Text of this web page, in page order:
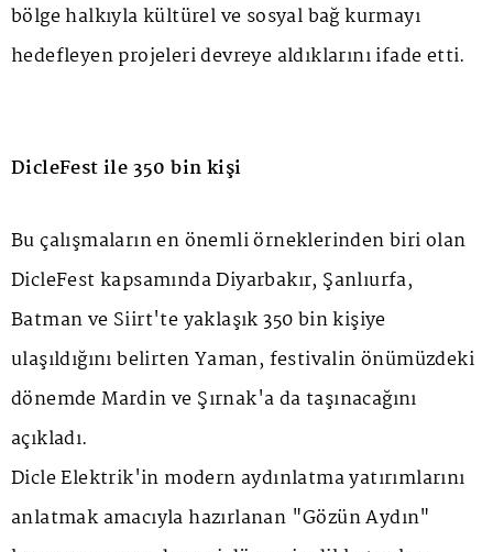
bölge halkıyla kültürel ve sosyal bağ kurmayı
hedefleyen projeleri devreye aldıklarını ifade etti.
DicleFest ile 350 bin kişi
Bu çalışmaların en önemli örneklerinden biri olan
DicleFest kapsamında Diyarbakır, Şanlıurfa,
Batman ve Siirt'te yaklaşık 350 bin kişiye
ulaşıldığını belirten Yaman, festivalin önümüzdeki
dönemde Mardin ve Şırnak'a da taşınacağını
açıkladı.
Dicle Elektrik'in modern aydınlatma yatırımlarını
anlatmak amacıyla hazırlanan "Gözün Aydın"